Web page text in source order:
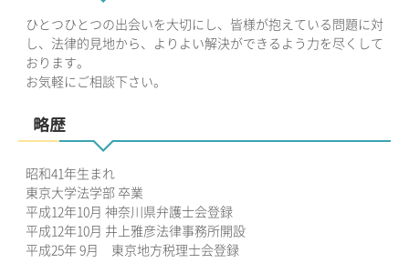
ひとつひとつの出会いを大切にし、皆様が抱えている問題に対
し、法律的見地から、よりよい解決ができるよう力を尽くして
おります。
お気軽にご相談下さい。
略歴
昭和41年生まれ
東京大学法学部 卒業
平成12年10月 神奈川県弁護士会登録
平成12年10月 井上雅彦法律事務所開設
平成25年 9月 東京地方税理士会登録